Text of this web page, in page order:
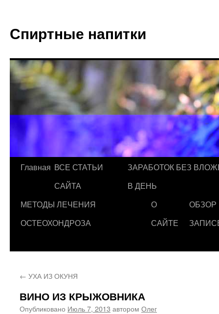
Спиртные напитки
Главная ВСЕ СТАТЬИ
САЙТА
ЗАРАБОТОК БЕЗ
В ДЕНЬ
МЕТОДЫ ЛЕЧЕНИЯ
ОСТЕОХОНДРОЗА
О
САЙТЕ
ОБЗОР
← УХА ИЗ ОКУНЯ
ВИНО ИЗ КРЫЖОВНИКА
Опубликовано Июль 7, 2013 автором Олег